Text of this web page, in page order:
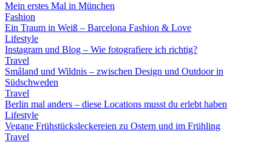
Mein erstes Mal in München
Fashion
Ein Traum in Weiß – Barcelona Fashion & Love
Lifestyle
Instagram und Blog – Wie fotografiere ich richtig?
Travel
Småland und Wildnis – zwischen Design und Outdoor in
Südschweden
Travel
Berlin mal anders – diese Locations musst du erlebt haben
Lifestyle
Vegane Frühstücksleckereien zu Ostern und im Frühling
Travel